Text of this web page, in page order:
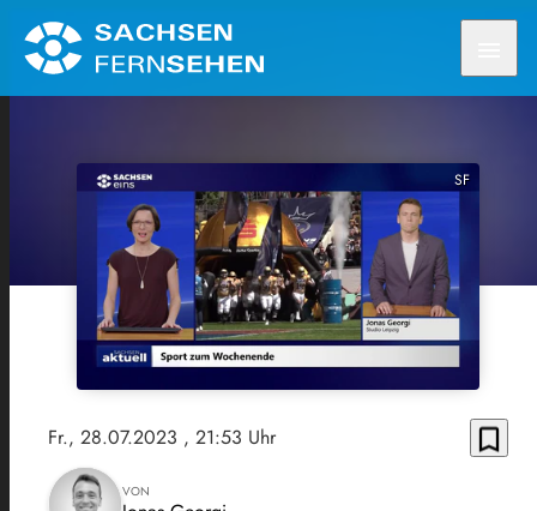
SF
Fr., 28.07.2023 , 21:53 Uhr bookmark_border
VON